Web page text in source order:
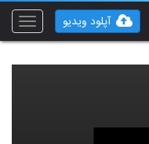
Toggle
آپلود ویدیو